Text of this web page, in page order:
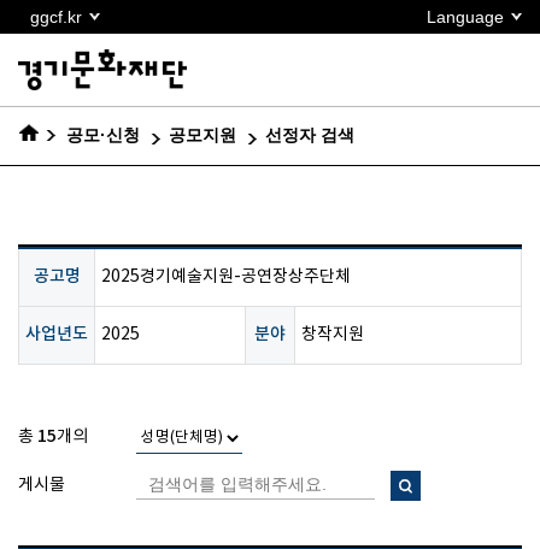
바로가기
ggcf.kr Language
공모·신청 공모지원 선정자 검색
공고명 2025경기예술지원-공연장상주단체
사업년도 2025 분야 창작지원
총 15개의
게시물